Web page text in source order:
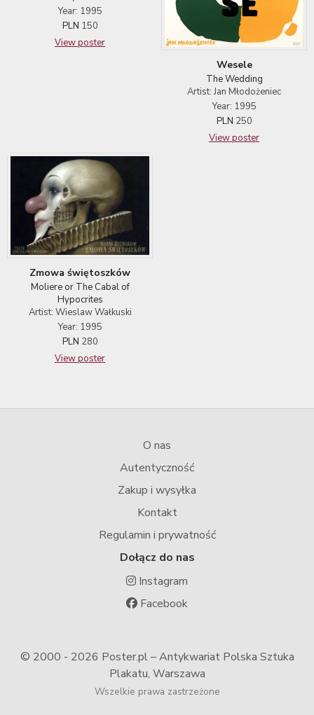
Year: 1995
PLN 150
View poster
Wesele
The Wedding
Artist: Jan Młodożeniec
Year: 1995
PLN 250
View poster
Zmowa świętoszków
Moliere or The Cabal of
Hypocrites
Artist: Wieslaw Wałkuski
Year: 1995
PLN 280
View poster
O nas
Autentyczność
Zakup i wysyłka
Kontakt
Regulamin i prywatność
Dołącz do nas
Instagram
Facebook
© 2000 - 2026 Poster.pl – Antykwariat Polska Sztuka
Plakatu, Warszawa
Wszelkie prawa zastrzeżone